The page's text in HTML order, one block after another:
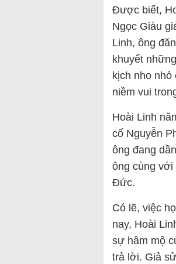
Được biết,
Ngọc Giàu
Linh, ông
khuyết
kịch nho
niềm vui
Hoài Linh
cố Nguyễn
ông đang
ông cùng với
Đức.
Có lẽ, việc
nay, Hoài
sự hâm mộ
trả lời. Giả